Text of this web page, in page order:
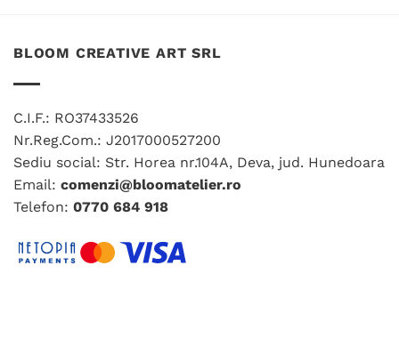
variații.
alese
în
pagina
produsului.
în
BLOOM CREATIVE ART SRL
C.I.F.: RO37433526
Nr.Reg.Com.: J2017000527200
Sediu social: Str. Horea nr.104A, Deva, jud. Hunedoara
Email: comenzi@bloomatelier.ro
Telefon: 0770 684 918